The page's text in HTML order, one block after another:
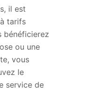
il est
tarifs
bénéficierez
ou une
vous
le
service de